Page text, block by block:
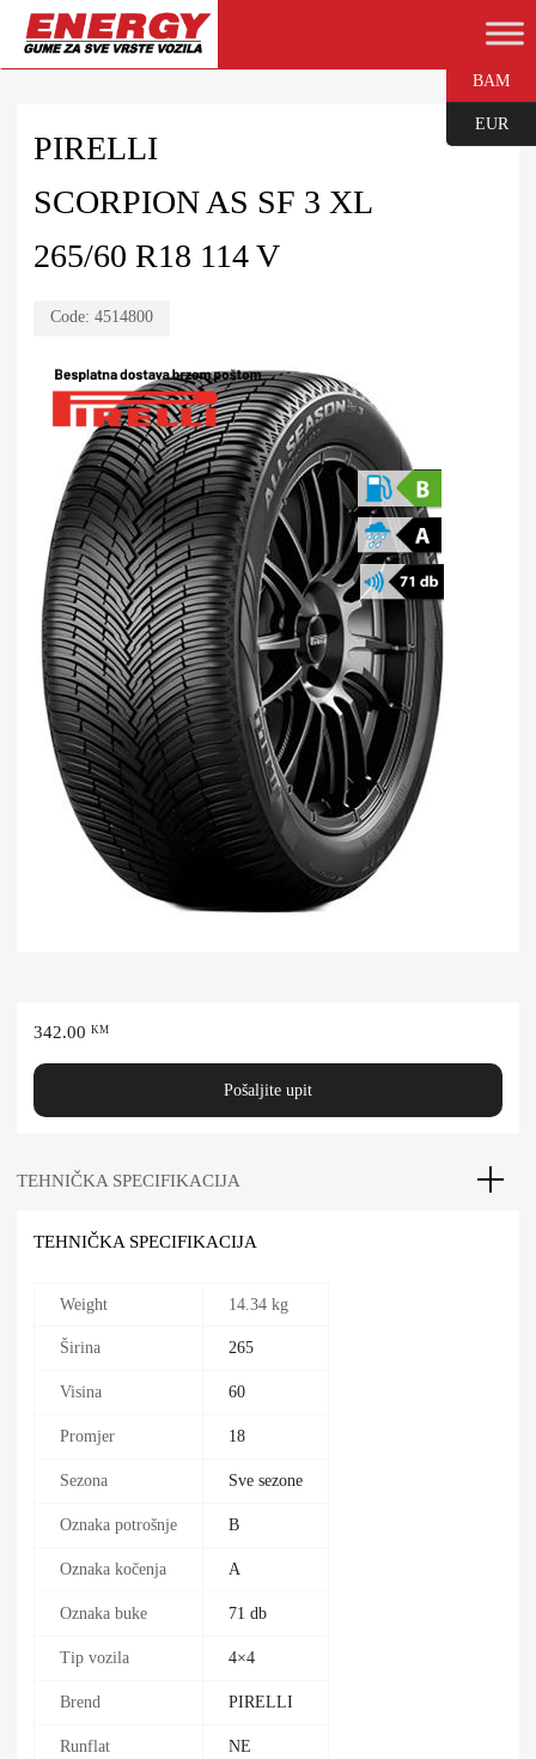
PIRELLI
SCORPION AS SF 3 XL
265/60 R18 114 V
Code: 4514800
342.00 KM
Pošaljite upit
TEHNIČKA SPECIFIKACIJA
TEHNIČKA SPECIFIKACIJA
Weight 14.34 kg
Širina 265
Visina 60
Promjer 18
Sezona Sve sezone
Oznaka potrošnje B
Oznaka kočenja A
Oznaka buke 71 db
Tip vozila 4×4
Brend PIRELLI
Runflat NE
BAM
EUR